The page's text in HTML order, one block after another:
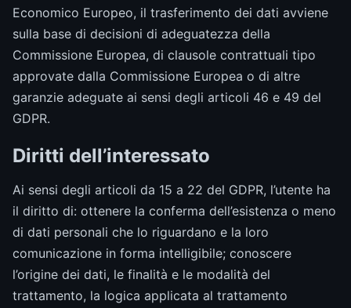
Economico Europeo, il trasferimento dei dati avviene
sulla base di decisioni di adeguatezza della
Commissione Europea, di clausole contrattuali tipo
approvate dalla Commissione Europea o di altre
garanzie adeguate ai sensi degli articoli 46 e 49 del
GDPR.
Diritti dell’interessato
Ai sensi degli articoli da 15 a 22 del GDPR, l’utente ha
il diritto di: ottenere la conferma dell’esistenza o meno
di dati personali che lo riguardano e la loro
comunicazione in forma intelligibile; conoscere
l’origine dei dati, le finalità e le modalità del
trattamento, la logica applicata al trattamento